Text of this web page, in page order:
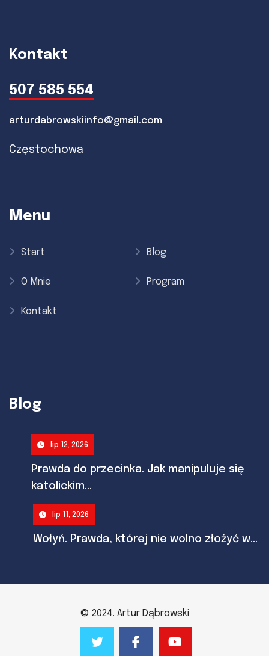
Kontakt
507 585 554
arturdabrowskiinfo@gmail.com
Częstochowa
Menu
Start Blog
O Mnie Program
Kontakt
Blog
lip 12, 2026
Prawda do przecinka. Jak manipuluje się
katolickim...
lip 11, 2026
Wołyń. Prawda, której nie wolno złożyć w...
© 2024. Artur Dąbrowski